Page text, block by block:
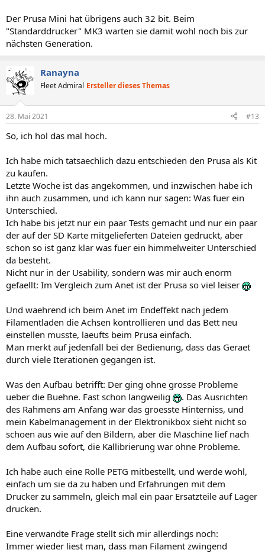
Der Prusa Mini hat übrigens auch 32 bit. Beim
"Standarddrucker" MK3 warten sie damit wohl noch bis zur
nächsten Generation.
Ranayna
Fleet Admiral Ersteller dieses Themas
28. Mai 2021 #13
So, ich hol das mal hoch.
Ich habe mich tatsaechlich dazu entschieden den Prusa als Kit
zu kaufen.
Letzte Woche ist das angekommen, und inzwischen habe ich
ihn auch zusammen, und ich kann nur sagen: Was fuer ein
Unterschied.
Ich habe bis jetzt nur ein paar Tests gemacht und nur ein paar
der auf der SD Karte mitgelieferten Dateien gedruckt, aber
schon so ist ganz klar was fuer ein himmelweiter Unterschied
da besteht.
Nicht nur in der Usability, sondern was mir auch enorm
gefaellt: Im Vergleich zum Anet ist der Prusa so viel leiser
Und waehrend ich beim Anet im Endeffekt nach jedem
Filamentladen die Achsen kontrollieren und das Bett neu
einstellen musste, laeufts beim Prusa einfach.
Man merkt auf jedenfall bei der Bedienung, dass das Geraet
durch viele Iterationen gegangen ist.
Was den Aufbau betrifft: Der ging ohne grosse Probleme
ueber die Buehne. Fast schon langweilig
. Das Ausrichten
des Rahmens am Anfang war das groesste Hinterniss, und
mein Kabelmanagement in der Elektronikbox sieht nicht so
schoen aus wie auf den Bildern, aber die Maschine lief nach
dem Aufbau sofort, die Kallibrierung war ohne Probleme.
Ich habe auch eine Rolle PETG mitbestellt, und werde wohl,
einfach um sie da zu haben und Erfahrungen mit dem
Drucker zu sammeln, gleich mal ein paar Ersatzteile auf Lager
drucken.
Eine verwandte Frage stellt sich mir allerdings noch:
Immer wieder liest man, dass man Filament zwingend